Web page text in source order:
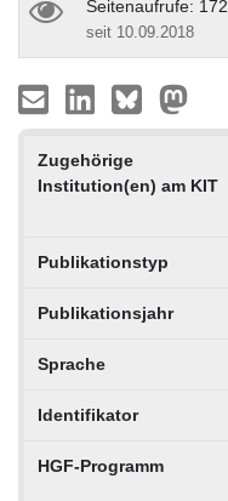
Seitenaufrufe: 172
seit 10.09.2018
Zugehörige
Institution(en) am KIT
Publikationstyp
Publikationsjahr
Sprache
Identifikator
HGF-Programm